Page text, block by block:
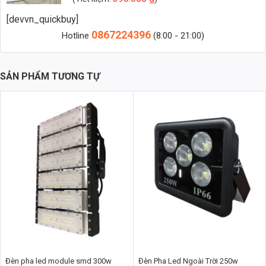
📩 Nhận báo giá đèn LED – tư vấn nhanh & giá tận xưởng
💬 Zalo 2 (Hỗ trợ nhanh)
Thông Số Kỹ Thuật Chi Tiết
Để hiểu rõ hơn về sản phẩm, chúng ta hãy cùng xem xét các thông
số kỹ thuật quan trọng sau:
Mã sản phẩm:TDL-DB-KL002G
Công suất:40W
[devvn_quickbuy]
Hotline 0867224396 (8:00 - 21:00)
SẢN PHẨM TƯƠNG TỰ
Đèn pha led module smd 300w
Đèn Pha Led Ngoài Trời 250w